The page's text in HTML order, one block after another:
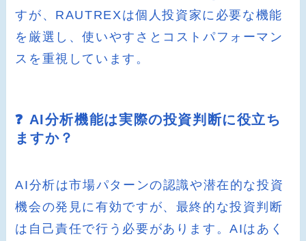
すが、RAUTREXは個人投資家に必要な機能
を厳選し、使いやすさとコストパフォーマン
スを重視しています。
❓ AI分析機能は実際の投資判断に役立ち
ますか？
AI分析は市場パターンの認識や潜在的な投資
機会の発見に有効ですが、最終的な投資判断
は自己責任で行う必要があります。AIはあく